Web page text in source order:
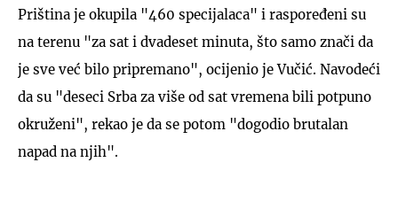
Priština je okupila "460 specijalaca" i raspoređeni su
na terenu "za sat i dvadeset minuta, što samo znači da
je sve već bilo pripremano", ocijenio je Vučić. Navodeći
da su "deseci Srba za više od sat vremena bili potpuno
okruženi", rekao je da se potom "dogodio brutalan
napad na njih".